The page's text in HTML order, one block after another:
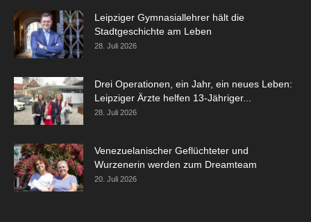
Leipziger Gymnasiallehrer hält die
Stadtgeschichte am Leben
28. Juli 2026
Drei Operationen, ein Jahr, ein neues Leben:
Leipziger Ärzte helfen 13-Jähriger...
28. Juli 2026
Venezuelanischer Geflüchteter und
Wurzenerin werden zum Dreamteam
20. Juli 2026